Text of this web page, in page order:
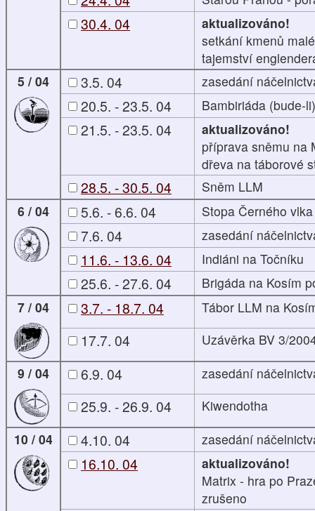
30.4. 04
aktualizováno!
setkání kmenů
tajemství
5 / 04
3.5. 04 zasedání
20.5. - 23.5. 04 Bambiriáda (bude-li)
21.5. - 23.5. 04
aktualizováno!
příprava sněmu na
dřeva na táborové
28.5. - 30.5. 04
Sněm LLM
6 / 04
5.6. - 6.6. 04 Stopa Černého vlka
7.6. 04 zasedání
11.6. - 13.6. 04 Indiáni na Točníku
25.6. - 27.6. 04
Brigáda na Kosím
7 / 04
3.7. - 18.7. 04 Tábor LLM na
17.7. 04
Uzávěrka BV 3/
9 / 04
6.9. 04 zasedání
25.9. - 26.9. 04
Kiwendotha
10 / 04
4.10. 04 zasedání
16.10. 04
aktualizováno!
Matrix - hra po
zrušeno